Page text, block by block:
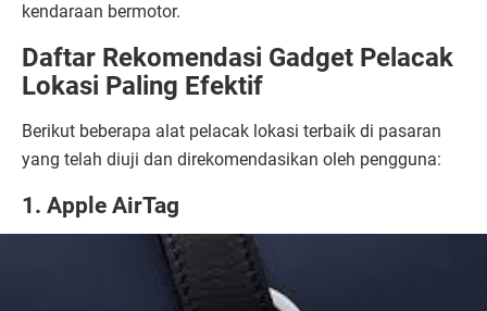
kendaraan bermotor.
Daftar Rekomendasi Gadget Pelacak
Lokasi Paling Efektif
Berikut beberapa alat pelacak lokasi terbaik di pasaran
yang telah diuji dan direkomendasikan oleh pengguna:
1. Apple AirTag